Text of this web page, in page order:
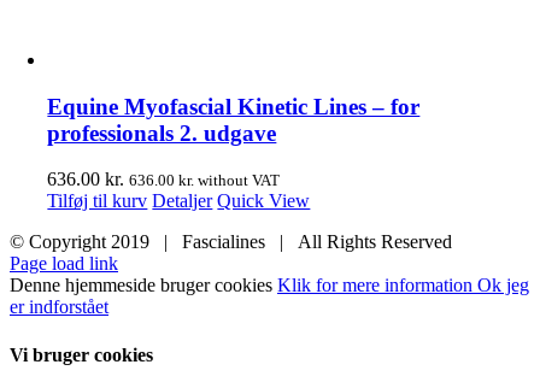
Equine Myofascial Kinetic Lines – for
professionals 2. udgave
636.00kr. 636.00kr. without VAT
Tilføj til kurv Detaljer Quick View
© Copyright 2019 | Fascialines | All Rights Reserved
Page load link
Denne hjemmeside bruger cookies Klik for mere information Ok jeg
er indforstået
Vi bruger cookies